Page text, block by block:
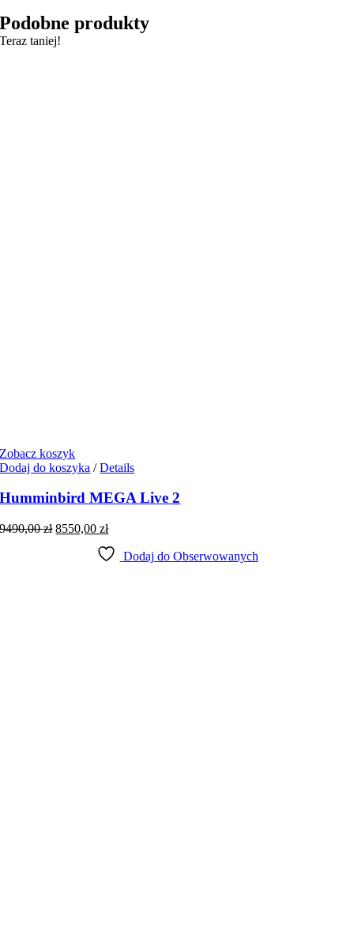
Podobne produkty
Teraz taniej!
Zobacz koszyk
Dodaj do koszyka / Details
Humminbird MEGA Live 2
9490,00zł Pierwotna
wynosiła:
8550,00złAktualna
wynosi:
Dodaj do Obserwowanych